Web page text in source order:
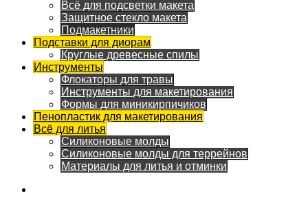
Всё для подсветки макета
Защитное стекло макета
Подмакетники
Подставки для диорам
Круглые древесные спилы
Инструменты
Флокаторы для травы
Инструменты для макетирования
Формы для миникирпичиков
Пенопластик для макетирования
Всё для литья
Силиконовые молды
Силиконовые молды для террейнов
Материалы для литья и отминки